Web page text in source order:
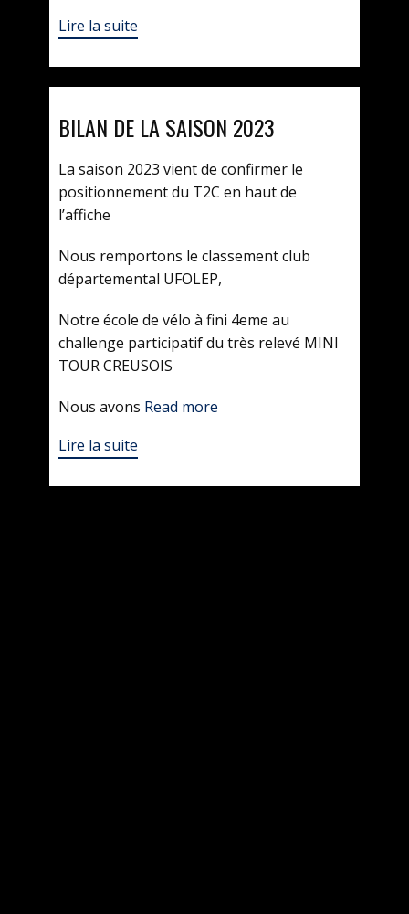
Lire la suite
BILAN DE LA SAISON 2023
La saison 2023 vient de confirmer le
positionnement du T2C en haut de
l’affiche
Nous remportons le classement club
départemental UFOLEP,
Notre école de vélo à fini 4eme au
challenge participatif du très relevé MINI
TOUR CREUSOIS
Nous avons Read more
Lire la suite